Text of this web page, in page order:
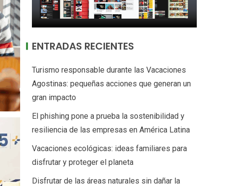
ENTRADAS RECIENTES
Turismo responsable durante las Vacaciones
Agostinas: pequeñas acciones que generan un
gran impacto
El phishing pone a prueba la sostenibilidad y
resiliencia de las empresas en América Latina
Vacaciones ecológicas: ideas familiares para
disfrutar y proteger el planeta
Disfrutar de las áreas naturales sin dañar la